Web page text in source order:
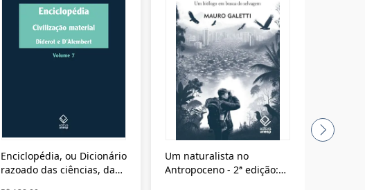
Enciclopédia, ou Dicionário
razoado das ciências, das
Um naturalista no
Antropoceno - 2ª edição: